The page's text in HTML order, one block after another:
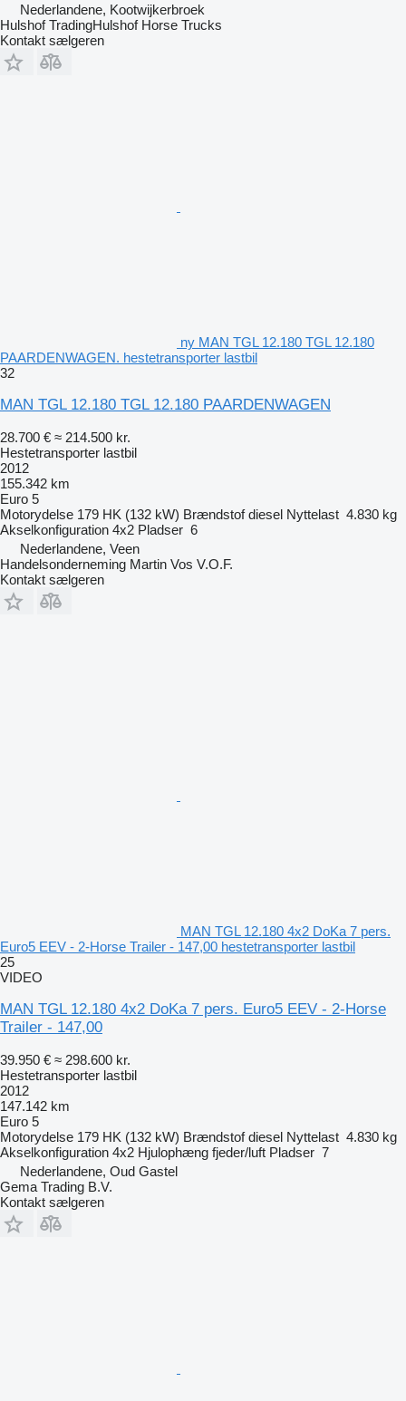
Nederlandene, Kootwijkerbroek
Hulshof TradingHulshof Horse Trucks
Kontakt sælgeren
ny MAN TGL 12.180 TGL 12.180
PAARDENWAGEN. hestetransporter lastbil
32
MAN TGL 12.180 TGL 12.180 PAARDENWAGEN
28.700 € ≈ 214.500 kr.
Hestetransporter lastbil
2012
155.342 km
Euro 5
Motorydelse 179 HK (132 kW) Brændstof diesel Nyttelast 4.830 kg
Akselkonfiguration 4x2 Pladser 6
Nederlandene, Veen
Handelsonderneming Martin Vos V.O.F.
Kontakt sælgeren
MAN TGL 12.180 4x2 DoKa 7 pers.
Euro5 EEV - 2-Horse Trailer - 147,00 hestetransporter lastbil
25
VIDEO
MAN TGL 12.180 4x2 DoKa 7 pers. Euro5 EEV - 2-Horse
Trailer - 147,00
39.950 € ≈ 298.600 kr.
Hestetransporter lastbil
2012
147.142 km
Euro 5
Motorydelse 179 HK (132 kW) Brændstof diesel Nyttelast 4.830 kg
Akselkonfiguration 4x2 Hjulophæng fjeder/luft Pladser 7
Nederlandene, Oud Gastel
Gema Trading B.V.
Kontakt sælgeren